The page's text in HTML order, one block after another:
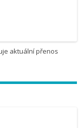
aktuální přenos